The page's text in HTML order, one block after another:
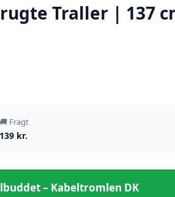
Traller | 137
🚚 Fragt
139 kr.
– Kabeltromlen DK